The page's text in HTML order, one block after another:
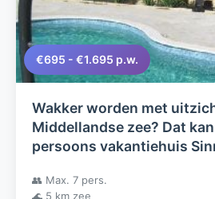
€695 - €1.695 p.w.
Wakker worden met
Middellandse zee? Dat kan
persoons vakantiehuis
👥 Max. 7 pers.
🌊 5 km zee